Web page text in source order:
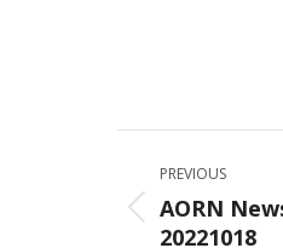
navigation
PREVIOUS
Previous
AORN
20221018